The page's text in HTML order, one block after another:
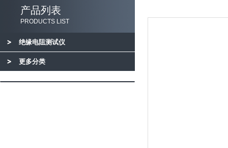
产品列表
PRODUCTS LIST
绝缘电阻测试仪
更多分类